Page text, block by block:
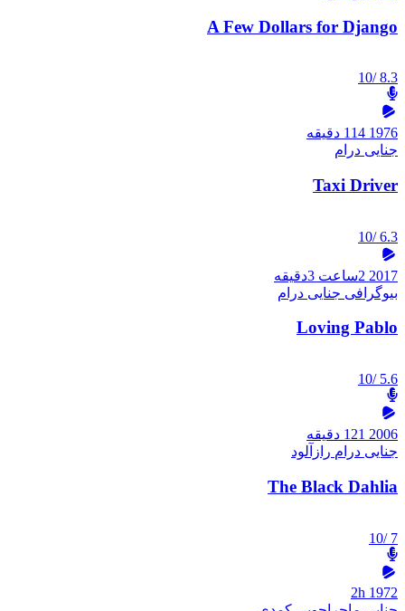
A Few Dollars for Django
8.3
/10
1976 114 دقیقه
جنایی درام
Taxi Driver
6.3
/10
2017 2ساعت 3دقیقه
بیوگرافی جنایی درام
Loving Pablo
5.6
/10
2006 121 دقیقه
جنایی درام رازآلود
The Black Dahlia
7
/10
1972
2h